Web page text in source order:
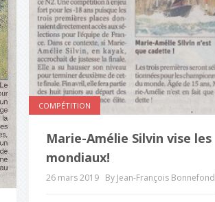
COMPÉTITION
Marie-Amélie Silvin vise les
mondiaux!
26 mars 2019 By Jean-François Bonnefond